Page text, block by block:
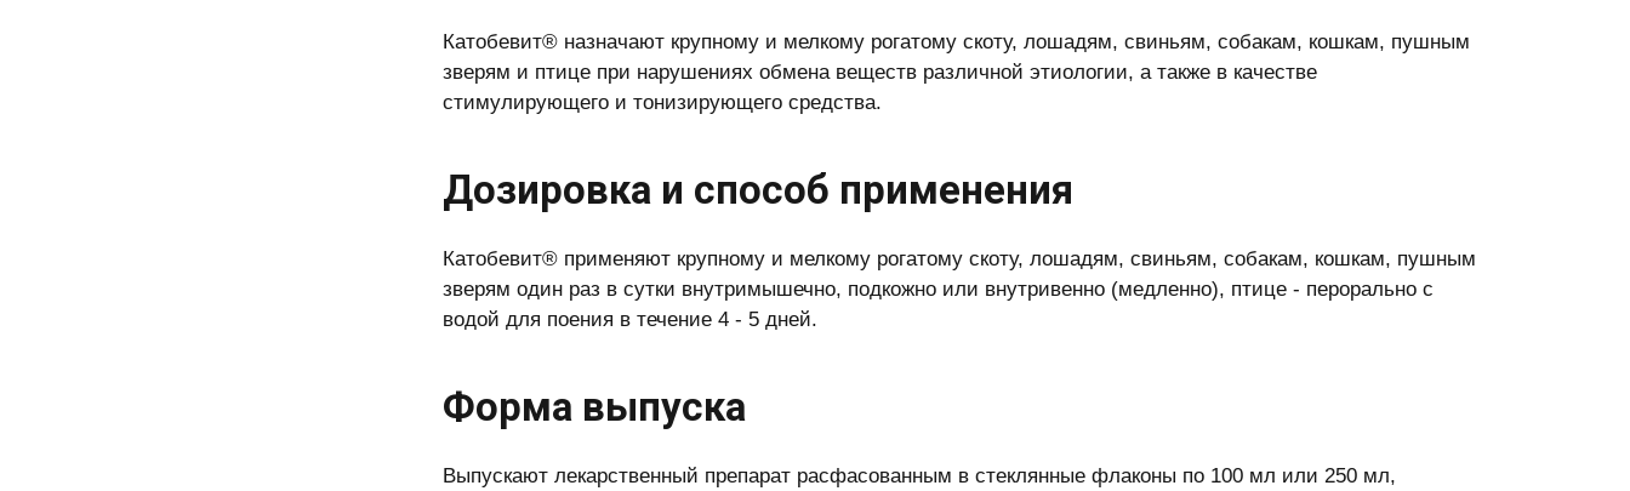
Катобевит® назначают крупному и мелкому рогатому скоту, лошадям, свиньям, собакам, кошкам, пушным
зверям и птице при нарушениях обмена веществ различной этиологии, а также в качестве
стимулирующего и тонизирующего средства.
Дозировка и способ применения
Катобевит® применяют крупному и мелкому рогатому скоту, лошадям, свиньям, собакам, кошкам, пушным
зверям один раз в сутки внутримышечно, подкожно или внутривенно (медленно), птице - перорально с
водой для поения в течение 4 - 5 дней.
Форма выпуска
Выпускают лекарственный препарат расфасованным в стеклянные флаконы по 100 мл или 250 мл,